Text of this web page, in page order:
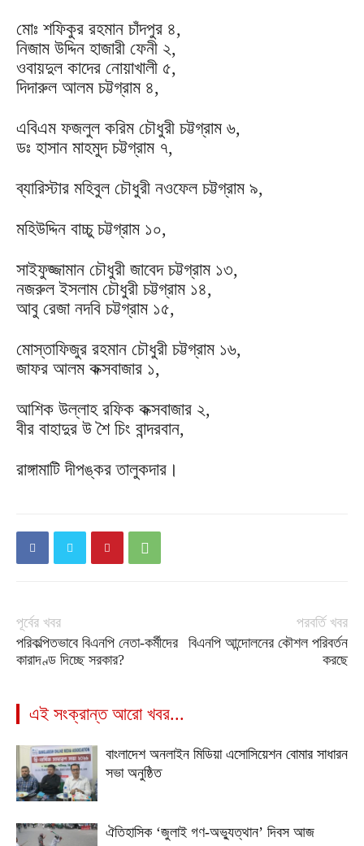
মোঃ শফিকুর রহমান চাঁদপুর ৪,
নিজাম উদ্দিন হাজারী ফেনী ২,
ওবায়দুল কাদের নোয়াখালী ৫,
দিদারুল আলম চট্টগ্রাম ৪,
এবিএম ফজলুল করিম চৌধুরী চট্টগ্রাম ৬,
ডঃ হাসান মাহমুদ চট্টগ্রাম ৭,
ব্যারিস্টার মহিবুল চৌধুরী নওফেল চট্টগ্রাম ৯,
মহিউদ্দিন বাচ্চু চট্টগ্রাম ১০,
সাইফুজ্জামান চৌধুরী জাবেদ চট্টগ্রাম ১৩,
নজরুল ইসলাম চৌধুরী চট্টগ্রাম ১৪,
আবু রেজা নদবি চট্টগ্রাম ১৫,
মোস্তাফিজুর রহমান চৌধুরী চট্টগ্রাম ১৬,
জাফর আলম কক্সবাজার ১,
আশিক উল্লাহ রফিক কক্সবাজার ২,
বীর বাহাদুর উ শৈ চিং বান্দরবান,
রাঙ্গামাটি দীপঙ্কর তালুকদার।
পূর্বের খবর
পরিকল্পিতভাবে বিএনপি নেতা-কর্মীদের
কারাদণ্ড দিচ্ছে সরকার?
পরবর্তি খবর
বিএনপি আন্দোলনের কৌশল পরিবর্তন
করছে
এই সংক্রান্ত আরো খবর...
বাংলাদেশ অনলাইন মিডিয়া এসোসিয়েশন বোমার সাধারন
সভা অনুষ্ঠিত
ঐতিহাসিক ‘জুলাই গণ-অভ্যুত্থান’ দিবস আজ